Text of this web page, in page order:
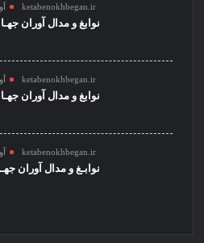
ketabenokhbegan.ir
نوابغ و مدال آوران
ketabenokhbegan.ir
نوابغ و مدال آوران
ketabenokhbegan.ir
نوابـغ و مدال آوران